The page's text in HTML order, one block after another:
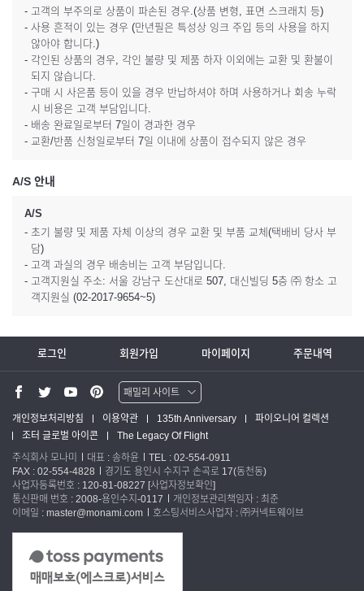
- 고객의 부주의로 상품이 파손된 경우.(상품 변형, 표면 스크래치 등)
- 사용 흔적이 있는 경우 (만년필은 특성상 잉크 주입 등의 사용을 하지
않아야 합니다.)
- 각인된 상품의 경우, 각인 불량 및 제품 하자 이외에는 교환 및 환불이
되지 않습니다.
- 구매 시 사은품 등이 있을 경우 반납하셔야 하며 사용하거나 회송 누락
시 비용은 고객 부담입니다.
- 배송 완료일로부터 7일이 경과한 경우
- 교환/반품 신청일로부터 7일 이내에 상품이 접수되지 않은 경우
A/S 안내
A/S
- 초기 불량 및 제품 자체 이상의 경우 교환 및 부품 교체(택배비 당사 부
담)
- 고객 과실의 경우 배송비는 고객 부담입니다.
- 고객지원실 주소: 서울 강남구 도산대로 507, 대신빌딩 5층 ㈜ 항소 고
객지원실 (02-2017-9654~5)
로그인 회원가입 마이페이지 주문내역
패밀리 사이트
워터맨 쇼핑몰
파카 글로벌
개인정보처리방침 이용약관 135th Anniversary
파이오니어 컬렉션
조터 글로벌 아이콘
The Legacy Of Flight
주식회사 모나미
대표 : 송하윤
TEL : 02-554-0911
FAX : 02-554-4828
경기도 용인시 수지구 손곡로 17(동천동)
사업자등록번호 : 120-81-08227 [사업자정보확인]
통신판매 번호 : 2008-용인수지-0117
개인정보관리책임자 : 최준
이메일 : master@monami.com
호스팅서비스사업자 : ㈜커넥트웨이브